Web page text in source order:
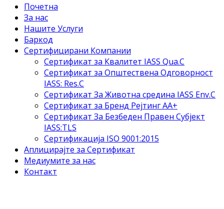
Почетна
За нас
Нашите Услуги
Баркод
Сертифицирани Компании
Сертификат за Квалитет IASS Qua.C
Сертификат за Општествена Одговорност
IASS: Res.C
Сертификат За Животна средина IASS Env.C
Сертификат за Бренд Рејтинг АА+
Сертификат За Безбеден Правен Субјект
IASS:TLS
Сертификација ISO 9001:2015
Аплицирајте за Сертификат
Медиумите за нас
Контакт